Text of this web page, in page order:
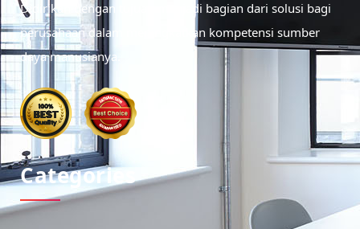
Didirikan dengan tujuan menjadi bagian dari solusi bagi
perusahaan dalam meningkatkan kompetensi sumber
daya manusianya.
Categories